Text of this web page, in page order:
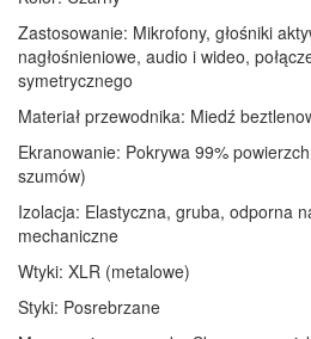
Zastosowanie: Mikrofony, głośniki
nagłośnieniowe, audio i wideo,
symetrycznego
Materiał przewodnika: Miedź
Ekranowanie: Pokrywa 99%
szumów)
Izolacja: Elastyczna, gruba, odporna
mechaniczne
Wtyki: XLR (metalowe)
Styki: Posrebrzane